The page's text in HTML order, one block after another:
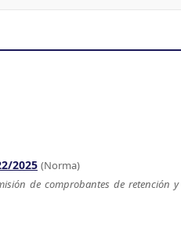
2025 (Norma)
de comprobantes de